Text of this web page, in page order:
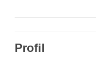
Profil